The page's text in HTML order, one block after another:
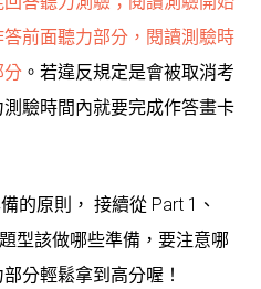
前面聽力部分，閱讀測驗時
分 。若違反規定是會被取消考
驗時間內就要完成作答畫卡
的原則， 接續從 Part 1、
型該做哪些準備，要注意哪
分輕鬆拿到高分喔！